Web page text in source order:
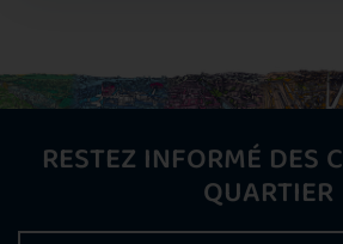
RESTEZ INFORMÉ DES
QUARTIER